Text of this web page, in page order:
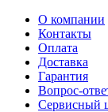
О компании
Контакты
Оплата
Доставка
Гарантия
Вопрос-
Сервисный